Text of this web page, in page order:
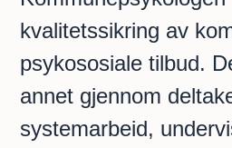
kvalitetssikring av
psykososiale tilbud.
annet gjennom
systemarbeid,